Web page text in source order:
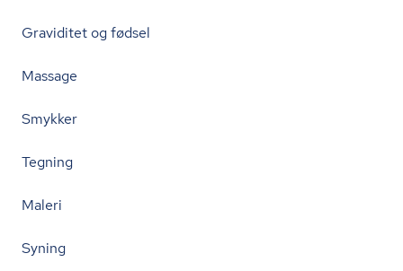
Graviditet og fødsel
Massage
Smykker
Tegning
Maleri
Syning